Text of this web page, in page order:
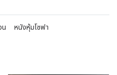
หนังหุ้มโซฟา